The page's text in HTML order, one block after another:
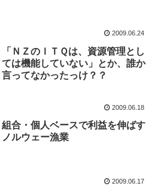
2009.06.24
「ＮＺのＩＴＱは、資源管理とし
ては機能していない」とか、誰か
言ってなかったっけ？？
2009.06.18
組合・個人ベースで利益を伸ばす
ノルウェー漁業
2009.06.17